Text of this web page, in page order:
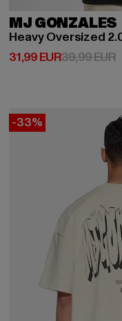
MJ GONZALES
Heavy Oversized
31,99 EUR
Derzeitiger Preis:
39,99 EUR
-33%